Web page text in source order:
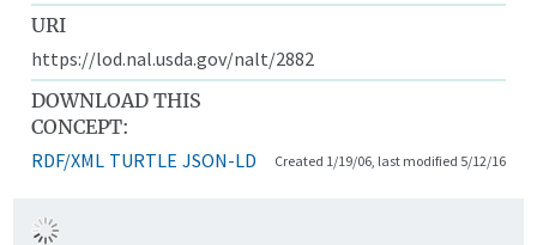
URI
https://lod.nal.usda.gov/nalt/2882
DOWNLOAD THIS
CONCEPT:
RDF/XML TURTLE JSON-LD Created 1/19/06, last modified 5/12/16